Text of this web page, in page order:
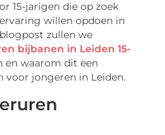
15-jarigen die op zoek
willen opdoen in
zullen we
bijbanen in Leiden 15-
en waarom dit een
voor jongeren in Leiden.